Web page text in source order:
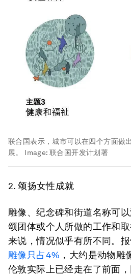
联合国表示，城市可以在四个方面做
展。
Image:联合国开发计划署
2. 颂扬女性成就
雕像、纪念碑和街道名称可
颂团体或个人所做的工作和
来说，情况似乎有所不同。报
雕像只占4% ，大约是动物雕
伦敦实际上已经走在了前面